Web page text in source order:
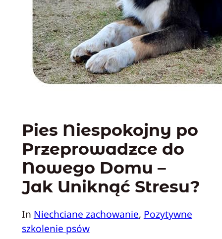
Pies Niespokojny po
Przeprowadzce do
Nowego Domu –
Jak Uniknąć Stresu?
In Niechciane zachowanie, Pozytywne
szkolenie psów